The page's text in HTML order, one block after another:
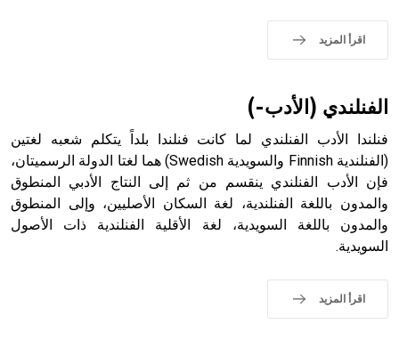
اقرأ المزيد
الفنلندي (الأدب-)
فنلندا الأدب الفنلندي لما كانت فنلندا بلداً يتكلم شعبه لغتين
(الفنلندية Finnish والسويدية Swedish) هما لغتا الدولة الرسميتان،
فإن الأدب الفنلندي ينقسم من ثم إلى النتاج الأدبي المنطوق
والمدون باللغة الفنلندية، لغة السكان الأصليين، وإلى المنطوق
والمدون باللغة السويدية، لغة الأقلية الفنلندية ذات الأصول
السويدية.
اقرأ المزيد